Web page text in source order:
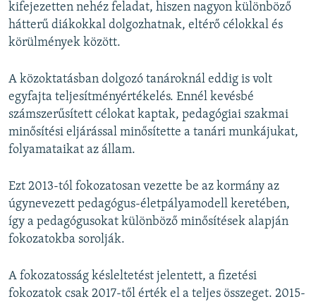
kifejezetten nehéz feladat, hiszen nagyon különböző
hátterű diákokkal dolgozhatnak, eltérő célokkal és
körülmények között.
A közoktatásban dolgozó tanároknál eddig is volt
egyfajta teljesítményértékelés. Ennél kevésbé
számszerűsített célokat kaptak, pedagógiai szakmai
minősítési eljárással minősítette a tanári munkájukat,
folyamataikat az állam.
Ezt 2013-tól fokozatosan vezette be az kormány az
úgynevezett pedagógus-életpályamodell keretében,
így a pedagógusokat különböző minősítések alapján
fokozatokba sorolják.
A fokozatosság késleltetést jelentett, a fizetési
fokozatok csak 2017-től érték el a teljes összeget. 2015-